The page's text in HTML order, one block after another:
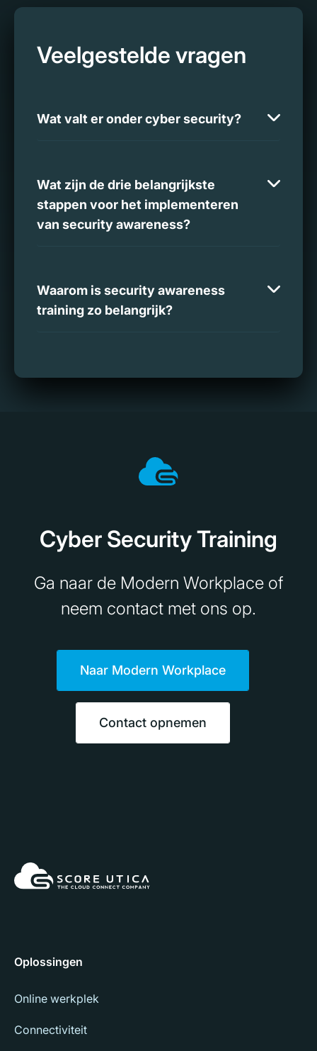
Veelgestelde vragen
Wat valt er onder cyber security?
Wat zijn de drie belangrijkste
stappen voor het implementeren
van security awareness?
Waarom is security awareness
training zo belangrijk?
Cyber Security Training
Ga naar de Modern Workplace of
neem contact met ons op.
Naar Modern Workplace
Contact opnemen
Oplossingen
Online werkplek
Connectiviteit